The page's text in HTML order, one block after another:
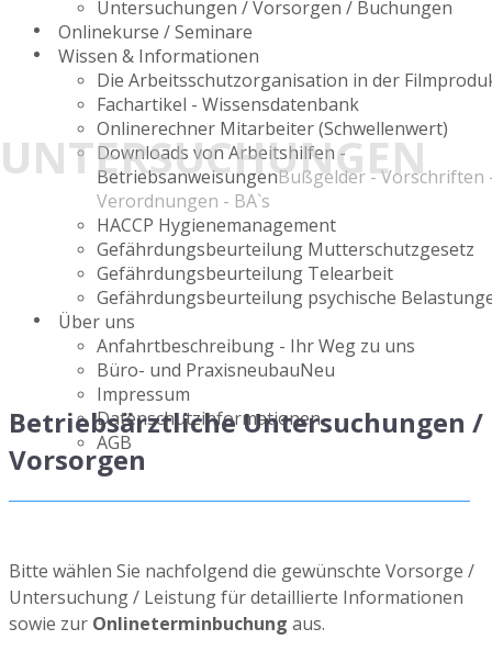
Untersuchungen / Vorsorgen / Buchungen
Onlinekurse / Seminare
Wissen & Informationen
Die Arbeitsschutzorganisation in der
Fachartikel - Wissensdatenbank
Onlinerechner Mitarbeiter (Schwellenwert)
Downloads von Arbeitshilfen -
BetriebsanweisungenBußgelder - Vorschriften
Verordnungen - BA`s
HACCP Hygienemanagement
Gefährdungsbeurteilung Mutterschutzgesetz
Gefährdungsbeurteilung Telearbeit
Gefährdungsbeurteilung psychische
Über uns
Anfahrtbeschreibung - Ihr Weg zu uns
Büro- und PraxisneubauNeu
Impressum
Datenschutzinformationen
AGB
UNTERSUCHUNGEN
Betriebsärztliche Untersuchungen /
Vorsorgen
Bitte wählen Sie nachfolgend die gewünschte Vorsorge /
Untersuchung / Leistung für detaillierte Informationen
sowie zur Onlineterminbuchung aus.